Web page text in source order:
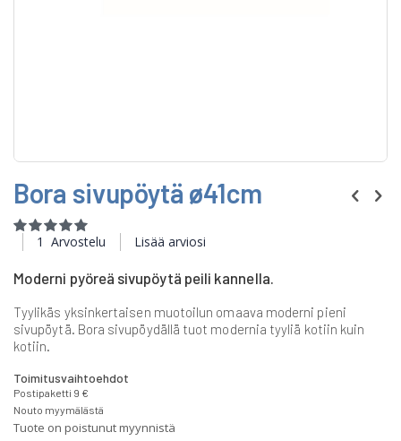
to
the
beginning
of
the
gallery
Bora sivupöytä ø41cm
Rating:
100
100
1 Arvostelu Lisää arviosi
Moderni pyöreä sivupöytä peili kannella.
Tyylikäs yksinkertaisen muotoilun omaava moderni pieni
sivupöytä. Bora sivupöydällä tuot modernia tyyliä kotiin kuin
kotiin.
Toimitusvaihtoehdot
Postipaketti 9 €
Nouto myymälästä
Tuote on poistunut myynnistä